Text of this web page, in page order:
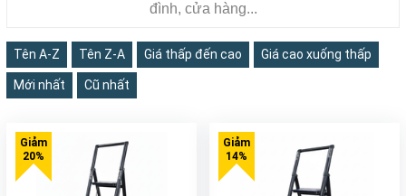
đình, cửa hàng...
Tên A-Z Tên Z-A Giá thấp đến cao Giá cao xuống thấp
Mới nhất Cũ nhất